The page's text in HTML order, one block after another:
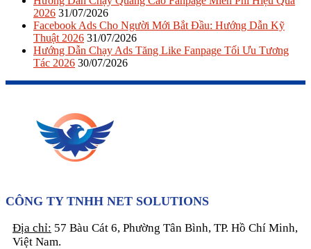
2026 31/07/2026
Facebook Ads Cho Người Mới Bắt Đầu: Hướng Dẫn Kỹ
Thuật 2026 31/07/2026
Hướng Dẫn Chạy Ads Tăng Like Fanpage Tối Ưu Tương
Tác 2026 30/07/2026
CÔNG TY TNHH NET SOLUTIONS
Địa chỉ: 57 Bàu Cát 6, Phường Tân Bình, TP. Hồ Chí Minh,
Việt Nam.